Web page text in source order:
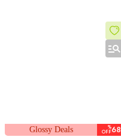
68
%
OFF
Glossy Deals